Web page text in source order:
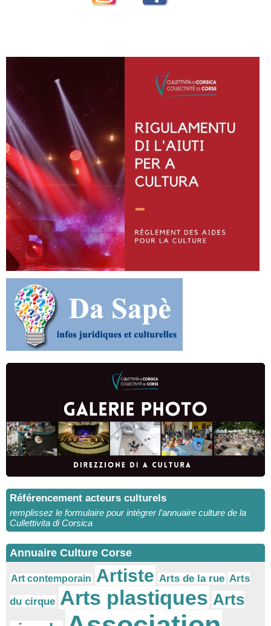
Référencement acteurs culturels
remplissez le formulaire pour intégrer l’annuaire culture de la
Cullettivita di Corsica
Annuaire Culture Corse
Art contemporain Artiste Arts de la rue Arts
du cirque Arts plastiques Arts